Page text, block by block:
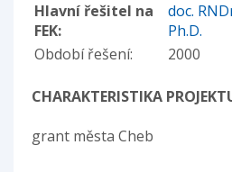
Hlavní řešitel na
FEK:
doc.
Ph.D.
Období řešení:
2000
CHARAKTERISTIKA
grant města Cheb